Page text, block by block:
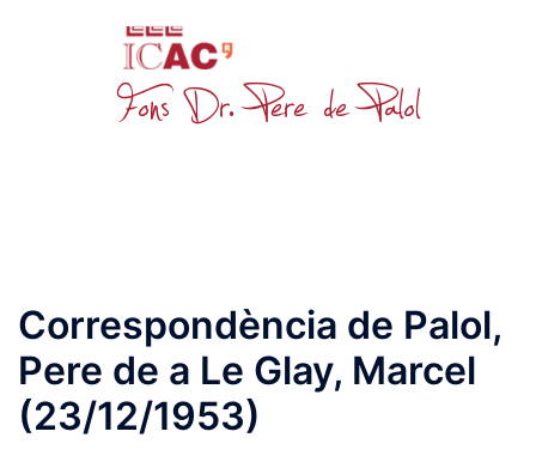
Correspondència de Palol,
Pere de a Le Glay, Marcel
(23/12/1953)